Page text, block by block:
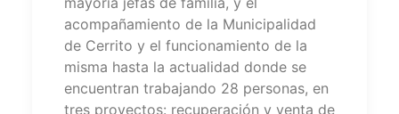
acompañamiento de la Municipalidad
de Cerrito y el funcionamiento de la
misma hasta la actualidad donde se
encuentran trabajando 28 personas, en
tres proyectos: recuperación y venta de